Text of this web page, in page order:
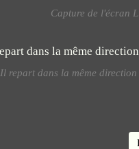
Capture de l'écran
Il repart dans la même